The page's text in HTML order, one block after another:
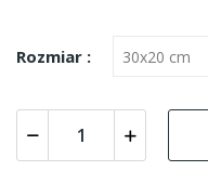
Rozmiar :